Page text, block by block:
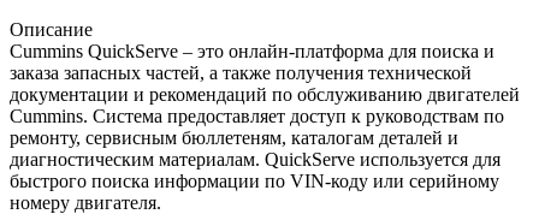
Описание
Cummins QuickServe – это онлайн-платформа для поиска и
заказа запасных частей, а также получения технической
документации и рекомендаций по обслуживанию двигателей
Cummins. Система предоставляет доступ к руководствам по
ремонту, сервисным бюллетеням, каталогам деталей и
диагностическим материалам. QuickServe используется для
быстрого поиска информации по VIN-коду или серийному
номеру двигателя.